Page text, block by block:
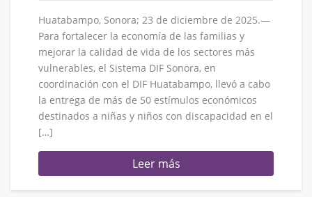
Huatabampo, Sonora; 23 de diciembre de 2025.—
Para fortalecer la economía de las familias y
mejorar la calidad de vida de los sectores más
vulnerables, el Sistema DIF Sonora, en
coordinación con el DIF Huatabampo, llevó a cabo
la entrega de más de 50 estímulos económicos
destinados a niñas y niños con discapacidad en el
[…]
Leer más